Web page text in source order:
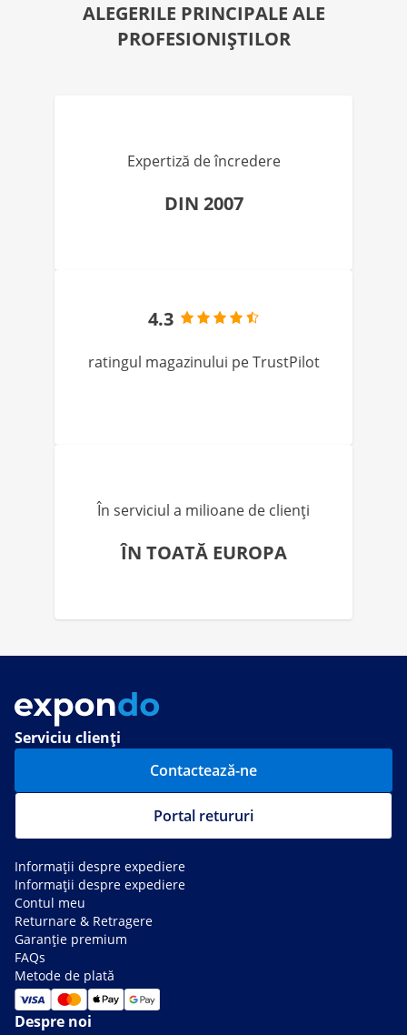
ALEGERILE PRINCIPALE ALE
PROFESIONIȘTILOR
Expertiză de încredere
DIN 2007
4.3
ratingul magazinului pe TrustPilot
În serviciul a milioane de clienți
ÎN TOATĂ EUROPA
Serviciu clienți
Contactează-ne
Portal retururi
Informații despre expediere
Informații despre expediere
Contul meu
Returnare & Retragere
Garanție premium
FAQs
Metode de plată
Despre noi